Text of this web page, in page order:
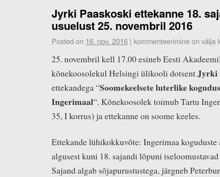
Jyrki Paaskoski ettekanne 18.
usuelust 25. novembril 2016
Posted on 16. nov. 2016 | kommenteerimine on välja
25. novembril kell 17.00 esineb Eesti
kõnekoosolekul Helsingi ülikooli dotsentJyrki
ettekandega “Soomekeelsete luterlike
Ingerimaal“. Kõnekoosolek toimub Tartu
35, I korrus) ja ettekanne on soome keeles.
Ettekande lühikokkuvõte: Ingerimaa koguduste
algusest kuni 18. sajandi lõpuni
Sajand algab sõjapurustustega, järgneb